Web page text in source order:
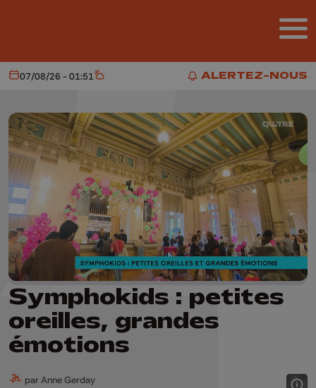
ALERTEZ-NOUS
ALERTEZ-NOUS
Aujourd'hui
07/08/26 - 01:51 Météo
Symphokids : petites
oreilles, grandes
émotions
par Anne Gerday